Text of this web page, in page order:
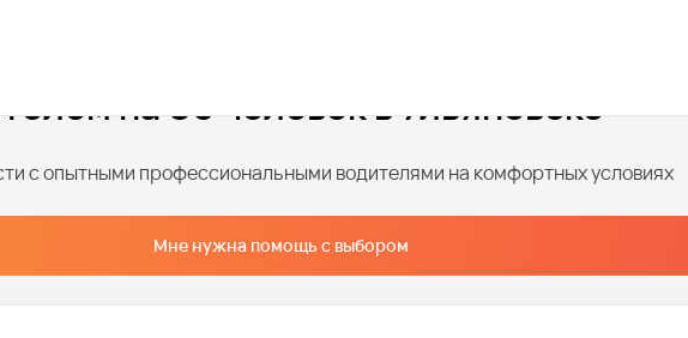
на 50 человек в Ульяновске
с опытными профессиональными водителями на комфортных условиях
Мне нужна помощь с выбором